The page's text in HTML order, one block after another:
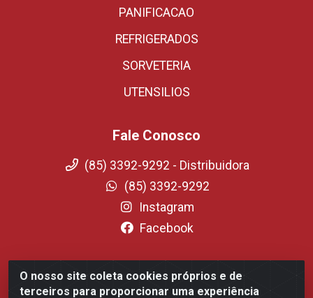
O nosso site coleta cookies próprios e de
terceiros para proporcionar uma experiência
PANIFICACAO
REFRIGERADOS
SORVETERIA
UTENSILIOS
Fale Conosco
(85) 3392-9292 - Distribuidora
(85) 3392-9292
Instagram
Facebook
Fortali Distribuidora de Alimentos LTDA - Avenida